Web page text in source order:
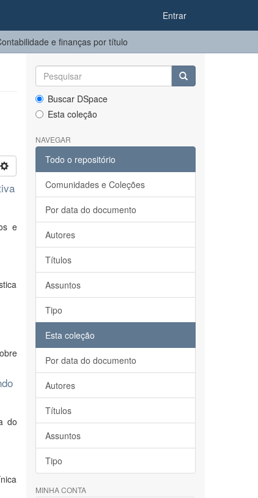
Entrar
e finanças por título
e
do
Buscar DSpace
Esta coleção
NAVEGAR
Todo o repositório
Comunidades e Coleções
Por data do documento
Autores
Títulos
Assuntos
Tipo
Esta coleção
Por data do documento
Autores
Títulos
Assuntos
Tipo
MINHA CONTA